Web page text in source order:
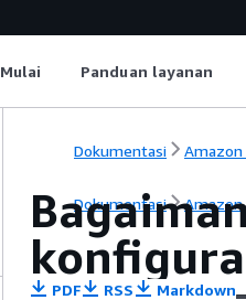
Mulai Panduan layanan
Dokumentasi Amazon
Dokumentasi Amazon
PDF RSS Markdown